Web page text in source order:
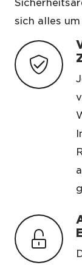
sich alles